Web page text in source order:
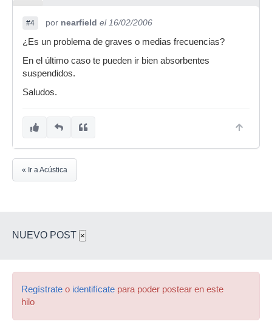
#4 por nearfield el 16/02/2006
¿Es un problema de graves o medias frecuencias?
En el último caso te pueden ir bien absorbentes
suspendidos.
Saludos.
« Ir a Acústica
NUEVO POST ×
Regístrate o identifícate para poder postear en este
hilo